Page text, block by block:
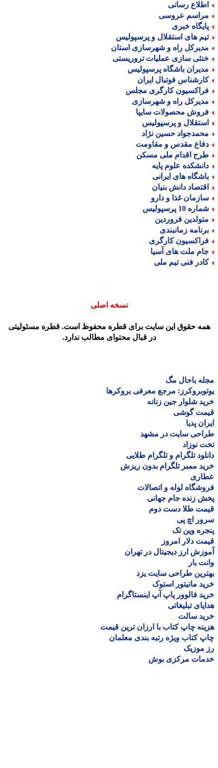
رسانی
عروسی
خبری
های استقلال و پرسپولیس
راه و شهرسازی استان
سازی عملیات تروریستی
باشگاه پرسپولیس
فوتبال ایران
کارگری مجلس
راه و شهرسازی
محصولات سایپا
و پرسپولیس
حسین نژاد
مقدس و مقاومت
اقدام ملی مسکن
علوم پایه
های ایرانی
دانش بنیان
غذا و دارو
10 پرسپولیس
فروردین
زمانبندی
کارگری
ملت های آسیا
فنی تیم ملی
نسخه اصلی
حقوق این سایت برای قطره محفوظ است. قطره مسئولیتی
در قبال محتوای مطالب ندارد.
باحال مگ
مرجع معرفی بروکرها
شلوار جین زنانه
گوشی
پدیا
سایت در مشهد
نوزاد
تلگرام و تلگرام طلایی
ممبر تلگرام بدون ریزش
لوله و اتصالات
زنده جام جهانی
طلا دست دوم
اچ پی
وین تک
دلار امروز
ارز دیجیتال در تهران
بار
طراحی سایت یزد
مانیتور استوک
فالوور پاپ آپ اینستاگرام
تبلیغاتی
سالت
چاپ کتاب با ارزان ترین قیمت
کتاب ویژه رتبه بندی معلمان
موزیک
مرکزی بوش